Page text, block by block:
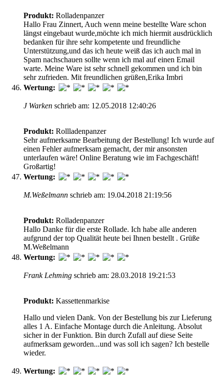
Produkt: Rolladenpanzer
Hallo Frau Zinnert, Auch wenn meine bestellte Ware schon
längst eingebaut wurde,möchte ich mich hiermit ausdrücklich
bedanken für ihre sehr kompetente und freundliche
Unterstützung,und das ich heute weiß das ich auch mal in
Spam nachschauen sollte wenn ich mal auf einen Email
warte. Meine Ware ist sehr schnell gekommen und ich bin
sehr zufrieden. Mit freundlichen grüßen,Erika Imbri
Wertung:
J Warken schrieb am: 12.05.2018 12:40:26
Produkt: Rollladenpanzer
Sehr aufmerksame Bearbeitung der Bestellung! Ich wurde auf
einen Fehler aufmerksam gemacht, der mir ansonsten
unterlaufen wäre! Online Beratung wie im Fachgeschäft!
Großartig!
Wertung:
M.Weßelmann schrieb am: 19.04.2018 21:19:56
Produkt: Rolladenpanzer
Hallo Danke für die erste Rollade. Ich habe alle anderen
aufgrund der top Qualität heute bei Ihnen bestellt . Grüße
M.Weßelmann
Wertung:
Frank Lehming schrieb am: 28.03.2018 19:21:53
Produkt: Kassettenmarkise
Hallo und vielen Dank. Von der Bestellung bis zur Lieferung
alles 1 A. Einfache Montage durch die Anleitung. Absolut
sicher in der Funktion. Bin durch Zufall auf diese Seite
aufmerksam geworden...und was soll ich sagen? Ich bestelle
wieder.
Wertung: